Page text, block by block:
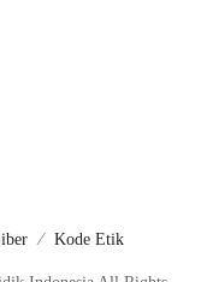
Kode Etik